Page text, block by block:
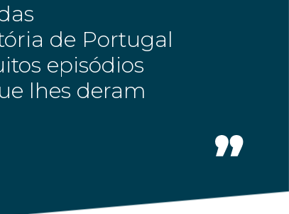
de Portugal
episódios
lhes deram